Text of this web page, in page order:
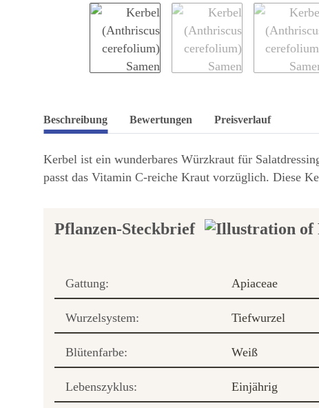
Beschreibung Bewertungen Preisverlauf
Kerbel ist ein wunderbares Würzkraut für
passt das Vitamin C-reiche Kraut vorzüglich. Diese
Pflanzen-Steckbrief
Gattung: Apiaceae
Wurzelsystem: Tiefwurzel
Blütenfarbe: Weiß
Lebenszyklus: Einjährig